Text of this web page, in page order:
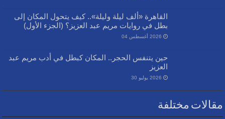
القاهرة «ألف ليلة وليلة».. كيف يتحول المكان إلى
بطل في روايات مريم عبد العزيز؟ (الجزء الأول)
2026 أغسطس 04
حين يتنفس الحجر.. المكان كبطل في أدب مريم عبد
العزيز
2026 يوليو 30
مقالات مختلفة